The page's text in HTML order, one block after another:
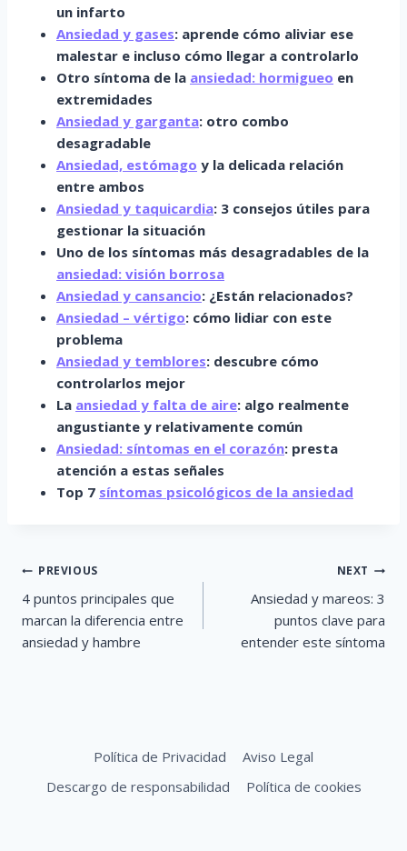
un infarto
Ansiedad y gases: aprende cómo aliviar ese
malestar e incluso cómo llegar a controlarlo
Otro síntoma de la ansiedad: hormigueo en
extremidades
Ansiedad y garganta: otro combo
desagradable
Ansiedad, estómago y la delicada relación
entre ambos
Ansiedad y taquicardia: 3 consejos útiles para
gestionar la situación
Uno de los síntomas más desagradables de la
ansiedad: visión borrosa
Ansiedad y cansancio: ¿Están relacionados?
Ansiedad – vértigo: cómo lidiar con este
problema
Ansiedad y temblores: descubre cómo
controlarlos mejor
La ansiedad y falta de aire: algo realmente
angustiante y relativamente común
Ansiedad: síntomas en el corazón: presta
atención a estas señales
Top 7 síntomas psicológicos de la ansiedad
Post
navigation
PREVIOUS
4 puntos principales que
marcan la diferencia entre
ansiedad y hambre
NEXT
Ansiedad y mareos: 3
puntos clave para
entender este síntoma
Política de Privacidad
Aviso Legal
Descargo de responsabilidad
Política de cookies